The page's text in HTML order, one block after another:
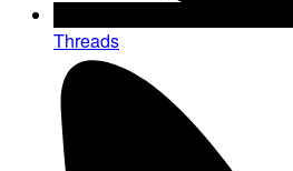
Threads